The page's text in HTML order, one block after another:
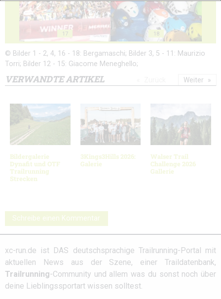
17 18
© Bilder 1 - 2, 4, 16 - 18: Bergamaschi; Bilder 3, 5 - 11: Maurizio
Torri; Bilder 12 - 15: Giacome Meneghello;
VERWANDTE ARTIKEL
Bildergalerie
Dynafit und OTF
Trailrunning
Strecken
3Kings3Hills 2026:
Galerie
Walser Trail
Challenge 2026
Gallerie
Weiter
Schreibe einen Kommentar
xc-run.de ist DAS deutschsprachige Trailrunning-Portal mit
aktuellen News aus der Szene, einer Traildatenbank,
Trailrunning-Community und allem was du sonst noch über
deine Lieblingssportart wissen solltest.